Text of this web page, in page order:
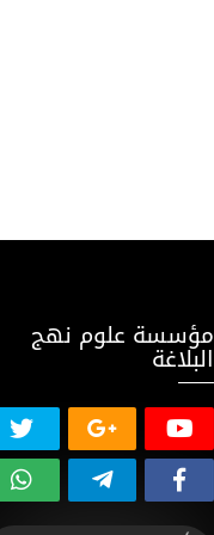
مؤسسة علوم نهج
البلاغة